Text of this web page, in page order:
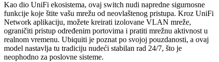
Kao dio UniFi ekosistema, ovaj switch nudi napredne sigurnosne
funkcije koje štite vašu mrežu od neovlaštenog pristupa. Kroz UniFi
Network aplikaciju, možete kreirati izolovane VLAN mreže,
ograničiti pristup određenim portovima i pratiti mrežnu aktivnost u
realnom vremenu. Ubiquiti je poznat po svojoj pouzdanosti, a ovaj
model nastavlja tu tradiciju nudeći stabilan rad 24/7, što je
neophodno za poslovne sisteme.